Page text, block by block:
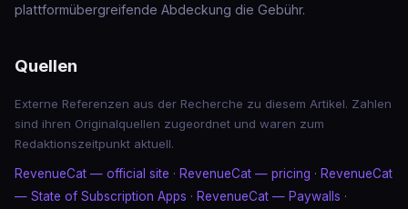
plattformübergreifende Abdeckung die Gebühr.
Quellen
Externe Referenzen aus der Recherche zu diesem Artikel. Zahlen
sind ihren Originalquellen zugeordnet und waren zum
Redaktionszeitpunkt aktuell.
RevenueCat — official site · RevenueCat — pricing · RevenueCat
— State of Subscription Apps · RevenueCat — Paywalls ·